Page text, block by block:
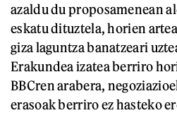
azaldu du proposamenean
eskatu dituztela, horien
giza laguntza banatzeari
Erakundea izatea berriro
BBCren arabera,
erasoak berriro ez hasteko